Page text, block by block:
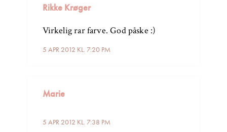
Rikke Krøger
5 APR 2012 KL. 7:20 PM
Virkelig rar farve. God påske :)
Marie
5 APR 2012 KL. 7:38 PM